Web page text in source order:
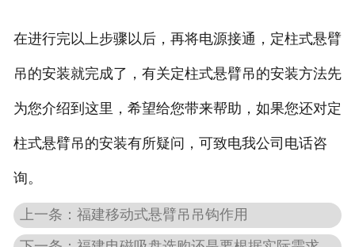
在进行完以上步骤以后，再将电源接通，定柱式悬臂
吊的安装就完成了，有关定柱式悬臂吊的安装方法先
为您介绍到这里，希望给您带来帮助，如果您还对定
柱式悬臂吊的安装有所疑问，可致电我公司电话咨
询。
上一条：福建移动式悬臂吊吊钩作用